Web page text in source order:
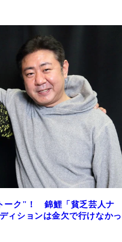
ーク"！ 錦鯉「貧乏芸人ナ
ィションは金欠で行けなかっ